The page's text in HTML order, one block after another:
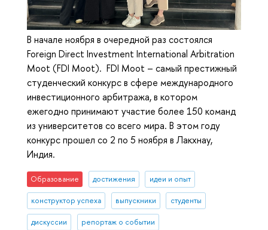
В начале ноября в очередной раз состоялся
Foreign Direct Investment International Arbitration
Moot (FDI Moot). FDI Moot – самый престижный
студенческий конкурс в сфере международного
инвестиционного арбитража, в котором
ежегодно принимают участие более 150 команд
из университетов со всего мира. В этом году
конкурс прошел со 2 по 5 ноября в Лакхнау,
Индия.
Образование достижения идеи и опыт
конструктор успеха выпускники студенты
дискуссии репортаж о событии